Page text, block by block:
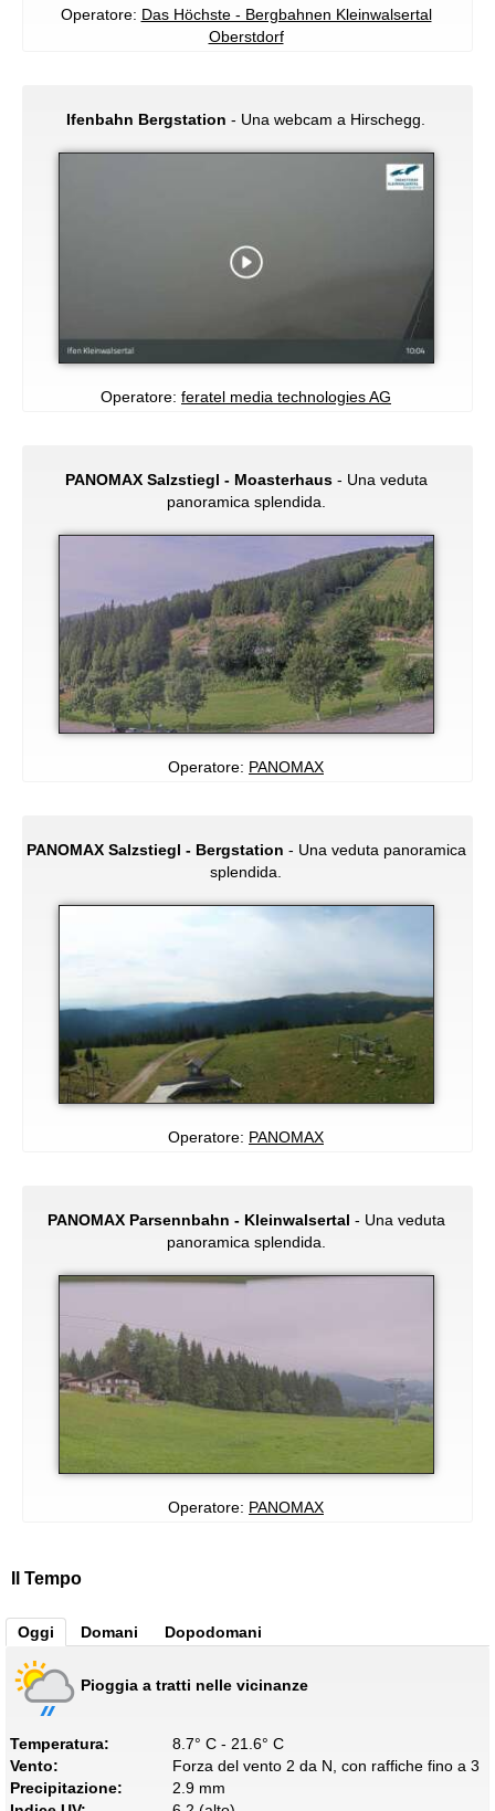
Operatore: Das Höchste - Bergbahnen Kleinwalsertal
Oberstdorf
Ifenbahn Bergstation - Una webcam a Hirschegg.
Operatore: feratel media technologies AG
PANOMAX Salzstiegl - Moasterhaus- Una veduta
panoramica splendida.
Operatore: PANOMAX
PANOMAX Salzstiegl - Bergstation - Una veduta panoramica
splendida.
Operatore: PANOMAX
PANOMAX Parsennbahn - Kleinwalsertal - Una veduta
panoramica splendida.
Operatore: PANOMAX
Il Tempo
Oggi Domani Dopodomani
Pioggia a tratti nelle vicinanze
Temperatura:
8.7° C - 21.6° C
Vento:
Forza del vento 2 da N, con raffiche fino a 3
Precipitazione:
2.9 mm